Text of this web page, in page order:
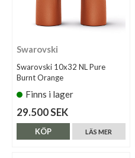
Swarovski
Swarovski 10x32 NL Pure
Burnt Orange
Finns i lager
29.500 SEK
LÄS MER
KÖP